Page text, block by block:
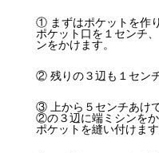
① まずはポケットを作り
ポケット口を１センチ
ンをかけます。
② 残りの３辺も１セン
③ 上から５センチあけ
②の３辺に端ミシンを
ポケットを縫い付けます